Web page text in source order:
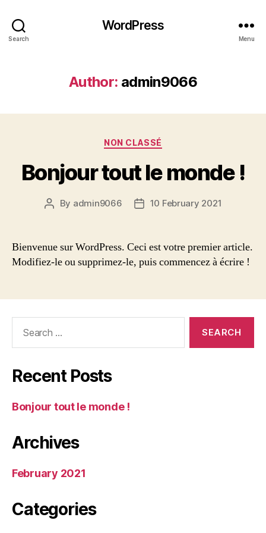
Search
WordPress
Menu
Author: admin9066
Categories
NON CLASSÉ
Bonjour tout le monde !
Post
By admin9066
Post10 February 2021
Bienvenue sur WordPress. Ceci est votre premier article.
Modifiez-le ou supprimez-le, puis commencez à écrire !
Recent Posts
Bonjour tout le monde !
Archives
February 2021
Categories